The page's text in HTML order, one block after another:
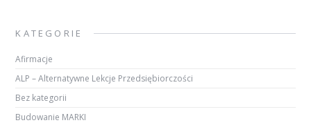
KATEGORIE
Afirmacje
ALP – Alternatywne Lekcje Przedsiębiorczości
Bez kategorii
Budowanie MARKI